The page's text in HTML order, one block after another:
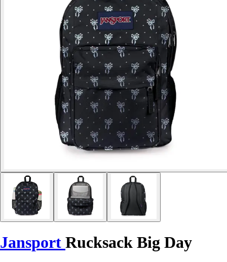
Jansport Rucksack Big Day